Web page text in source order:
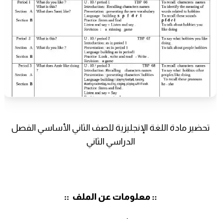
تحضير مادة اللغة الإنجليزية للصف الثاني الأساسي الفصل
الدراسي الثاني
:: معلومات عن الملف ::